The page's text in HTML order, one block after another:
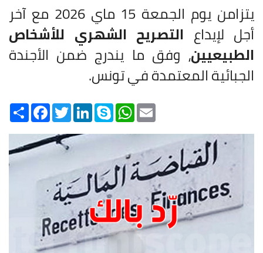
يتزامن يوم الجمعة 15 ماي 2026 مع آخر
أجل لإيداع التصريح الشهري للأشخاص
الطبيعيين، وفق ما يندرج ضمن الأجندة
الجبائية المعتمدة في تونس.
Share
FacebookTwitterLinkedInSkype
WhatsAppEmail